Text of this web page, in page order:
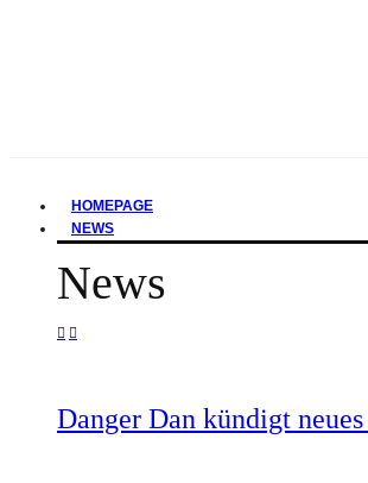
HOMEPAGE
NEWS
News
Danger Dan kündigt